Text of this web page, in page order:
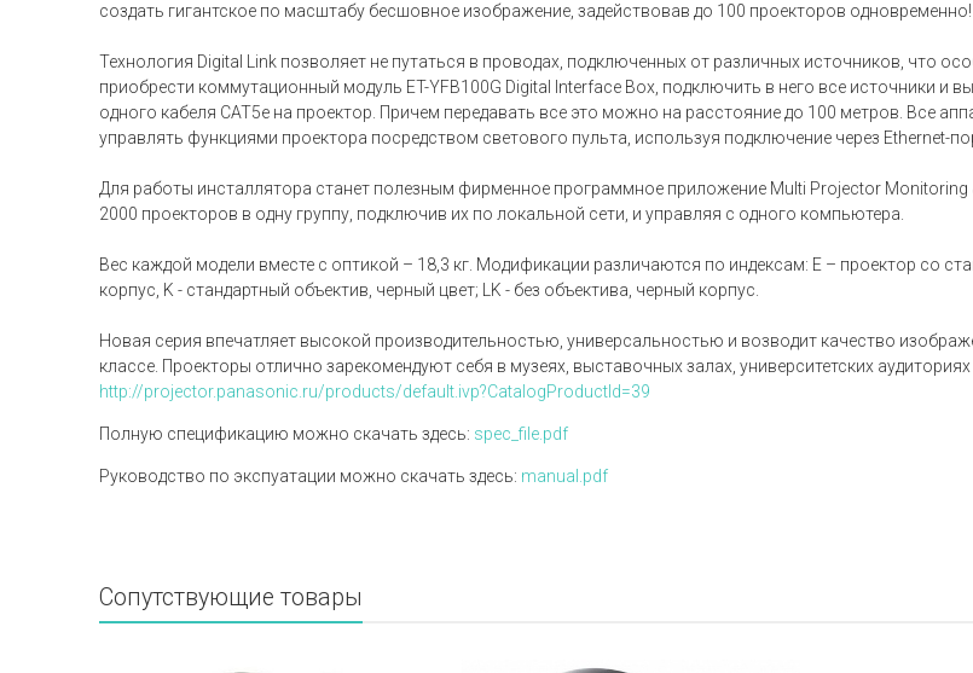
создать гигантское по масштабу бесшовное изображение, задействовав до 100 проекторов одновременно!
Технология Digital Link позволяет не путаться в проводах, подключенных от различных источников, что
приобрести коммутационный модуль ET-YFB100G Digital Interface Box, подключить в него все источники и
одного кабеля CAT5e на проектор. Причем передавать все это можно на расстояние до 100 метров. Все
управлять функциями проектора посредством светового пульта, используя подключение через Ethernet-
Для работы инсталлятора станет полезным фирменное программное приложение Multi Projector
2000 проекторов в одну группу, подключив их по локальной сети, и управляя с одного компьютера.
Вес каждой модели вместе с оптикой – 18,3 кг. Модификации различаются по индексам: E – проектор со
корпус, K - стандартный объектив, черный цвет; LK - без объектива, черный корпус.
Новая серия впечатляет высокой производительностью, универсальностью и возводит качество
классе. Проекторы отлично зарекомендуют себя в музеях, выставочных залах, университетских
http://projector.panasonic.ru/products/default.ivp?CatalogProductId=39
Полную спецификацию можно скачать здесь: spec_file.pdf
Руководство по экспуатации можно скачать здесь: manual.pdf
Сопутствующие товары